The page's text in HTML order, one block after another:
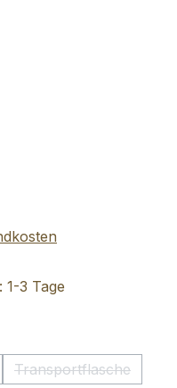
3 Tage
Option ist zurzeit nicht
Transportflasche
(Diese Option ist